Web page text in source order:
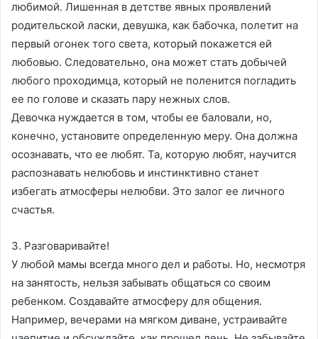
любимой. Лишенная в детстве явных проявлений
родительской ласки, девушка, как бабочка, полетит на
первый огонек того света, который покажется ей
любовью. Следовательно, она может стать добычей
любого проходимца, который не поленится погладить
ее по голове и сказать пару нежных слов.
Девочка нуждается в том, чтобы ее баловали, но,
конечно, установите определенную меру. Она должна
осознавать, что ее любят. Та, которую любят, научится
распознавать нелюбовь и инстинктивно станет
избегать атмосферы нелюбви. Это залог ее личного
счастья.
3. Разговаривайте!
У любой мамы всегда много дел и работы. Но, несмотря
на занятость, нельзя забывать общаться со своим
ребенком. Создавайте атмосферу для общения.
Например, вечерами на мягком диване, устраивайте